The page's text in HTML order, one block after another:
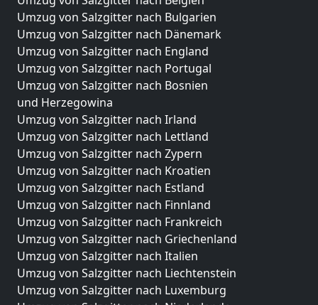
Umzug von Salzgitter nach Bulgarien
Umzug von Salzgitter nach Dänemark
Umzug von Salzgitter nach England
Umzug von Salzgitter nach Portugal
Umzug von Salzgitter nach Bosnien
und Herzegowina
Umzug von Salzgitter nach Irland
Umzug von Salzgitter nach Lettland
Umzug von Salzgitter nach Zypern
Umzug von Salzgitter nach Kroatien
Umzug von Salzgitter nach Estland
Umzug von Salzgitter nach Finnland
Umzug von Salzgitter nach Frankreich
Umzug von Salzgitter nach Griechenland
Umzug von Salzgitter nach Italien
Umzug von Salzgitter nach Liechtenstein
Umzug von Salzgitter nach Luxemburg